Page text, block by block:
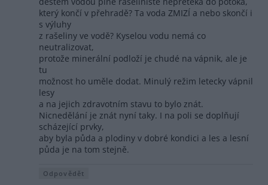
který končí v přehradě? Ta voda ZMIZÍ a nebo skončí i
s výluhy
z rašeliny ve vodě? Kyselou vodu nemá co
neutralizovat,
protože minerální podloží je chudé na vápnik, ale je
tu
možnost ho uměle dodat. Minulý režim letecky vápnil
lesy
a na jejich zdravotním stavu to bylo znát.
Nicnedělání je znát nyní taky. I na poli se doplňují
scházející prvky,
aby byla půda a plodiny v dobré kondici a les a lesní
půda je na tom stejně.
Odpovědět